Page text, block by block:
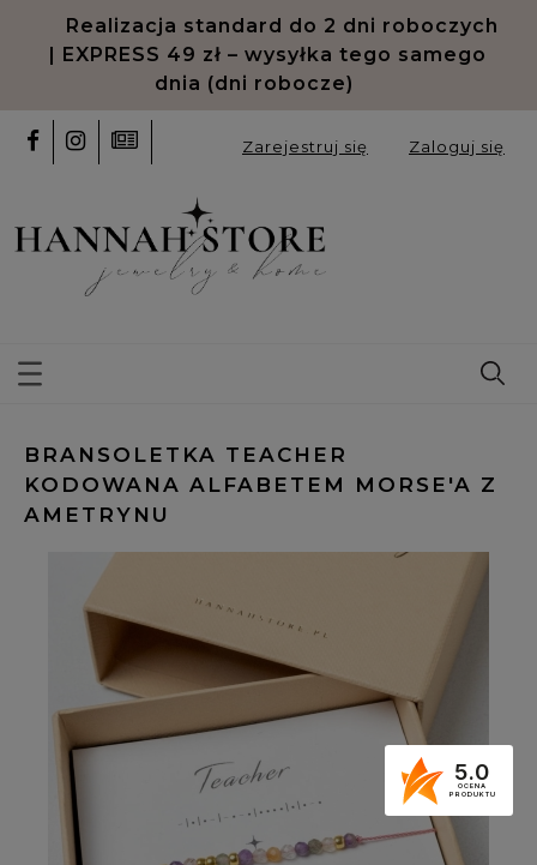
Realizacja standard do 2 dni roboczych
| EXPRESS 49 zł – wysyłka tego samego
dnia (dni robocze)
Zarejestruj się Zaloguj się
BRANSOLETKA TEACHER
KODOWANA ALFABETEM MORSE'A Z
AMETRYNU
5.0
OCENA
PRODUKTU